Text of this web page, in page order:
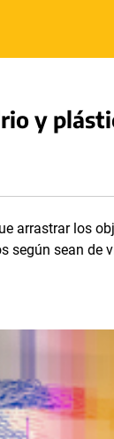
y
arrastrar los
según sean de